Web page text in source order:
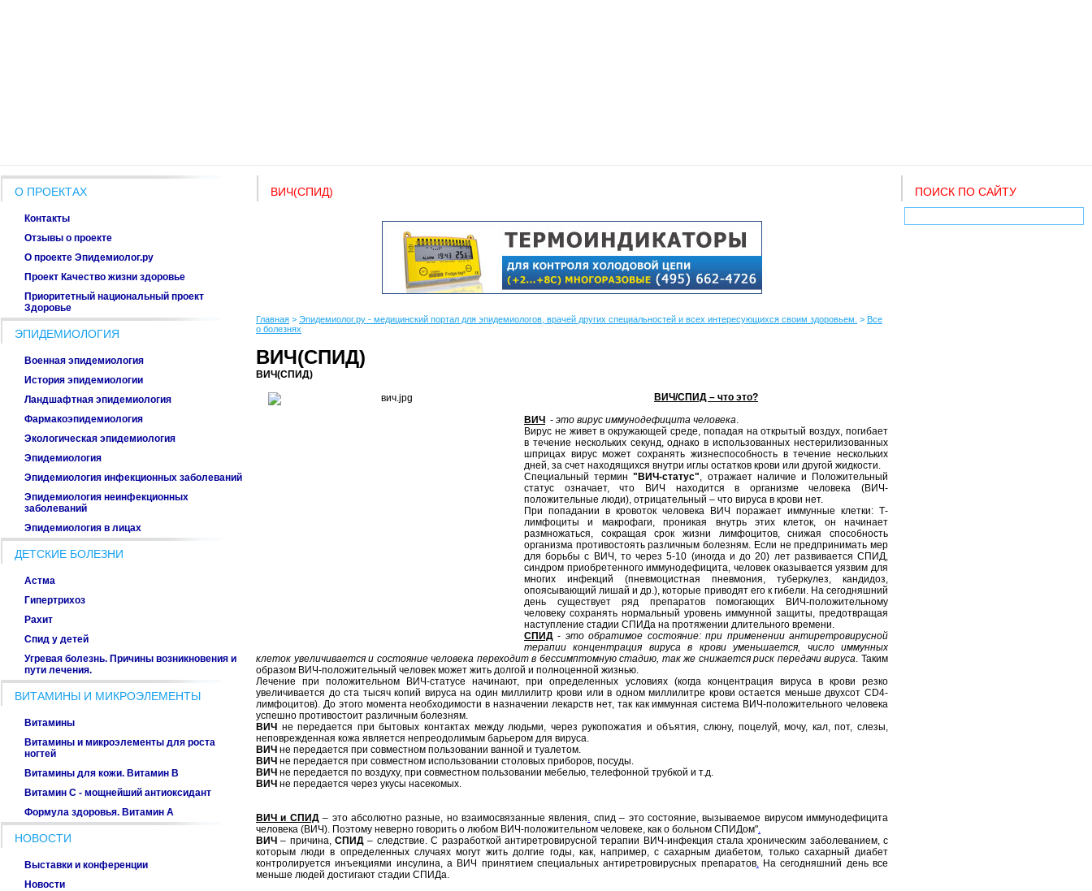
О ПРОЕКТАХ
Контакты
Отзывы о проекте
О проекте Эпидемиолог.ру
Проект Качество жизни здоровье
Приоритетный национальный проект
Здоровье
ЭПИДЕМИОЛОГИЯ
Военная эпидемиология
История эпидемиологии
Ландшафтная эпидемиология
Фармакоэпидемиология
Экологическая эпидемиология
Эпидемиология
Эпидемиология инфекционных заболеваний
Эпидемиология неинфекционных
заболеваний
Эпидемиология в лицах
ДЕТСКИЕ БОЛЕЗНИ
Астма
Гипертрихоз
Рахит
Спид у детей
Угревая болезнь. Причины возникновения и
пути лечения.
ВИТАМИНЫ И МИКРОЭЛЕМЕНТЫ
Витамины
Витамины и микроэлементы для роста
ногтей
Витамины для кожи. Bитамин B
Витамин С - мощнейший антиоксидант
Формула здоровья. Витамин А
НОВОСТИ
Выставки и конференции
Новости
ВИЧ(СПИД)
Главная > Эпидемиолог.ру - медицинский портал для эпидемиологов, врачей других специальностей и всех интересующихся своим здоровьем. > Все
о болезнях
ВИЧ(СПИД)
ВИЧ(СПИД)
ВИЧ/СПИД – что это?
ВИЧ - это вирус иммунодефицита человека.
Вирус не живет в окружающей среде, попадая на открытый воздух, погибает
в течение нескольких секунд, однако в использованных нестерилизованных
шприцах вирус может сохранять жизнеспособность в течение нескольких
дней, за счет находящихся внутри иглы остатков крови или другой жидкости.
Специальный термин"ВИЧ-статус", отражает наличие и Положительный
статус означает, что ВИЧ находится в организме человека (ВИЧ-
положительные люди), отрицательный – что вируса в крови нет.
При попадании в кровоток человека ВИЧ поражает иммунные клетки: Т-
лимфоциты и макрофаги, проникая внутрь этих клеток, он начинает
размножаться, сокращая срок жизни лимфоцитов, снижая способность
организма противостоять различным болезням. Если не предпринимать мер
для борьбы с ВИЧ, то через 5-10 (иногда и до 20) лет развивается СПИД,
синдром приобретенного иммунодефицита, человек оказывается уязвим для
многих инфекций (пневмоцистная пневмония, туберкулез, кандидоз,
опоясывающий лишай и др.), которые приводят его к гибели. На сегодняшний
день существует ряд препаратов помогающих ВИЧ-положительному
человеку сохранять нормальный уровень иммунной защиты, предотвращая
наступление стадии СПИДа на протяжении длительного времени.
СПИД - это обратимое состояние: при применении антиретровирусной
терапии концентрация вируса в крови уменьшается, число иммунных
клеток увеличивается и состояние человека переходит в бессимптомную стадию, так же снижается риск передачи вируса. Таким
образом ВИЧ-положительный человек может жить долгой и полноценной жизнью.
Лечение при положительном ВИЧ-статусе начинают, при определенных условиях (когда концентрация вируса в крови резко
увеличивается до ста тысяч копий вируса на один миллилитр крови или в одном миллилитре крови остается меньше двухсот CD4-
лимфоцитов). До этого момента необходимости в назначении лекарств нет, так как иммунная система ВИЧ-положительного человека
успешно противостоит различным болезням.
ВИЧ не передается при бытовых контактах между людьми, через рукопожатия и объятия, слюну, поцелуй, мочу, кал, пот, слезы,
неповрежденная кожа является непреодолимым барьером для вируса.
ВИЧ не передается при совместном пользовании ванной и туалетом.
ВИЧ не передается при совместном использовании столовых приборов, посуды.
ВИЧ не передается по воздуху, при совместном пользовании мебелью, телефонной трубкой и т.д.
ВИЧ не передается через укусы насекомых.
ВИЧ и СПИД– это абсолютно разные, но взаимосвязанные явления. спид – это состояние, вызываемое вирусом иммунодефицита
человека (ВИЧ). Поэтому неверно говорить о любом ВИЧ-положительном человеке, как о больном СПИДом".
ВИЧ – причина,СПИД – следствие. С разработкой антиретровирусной терапии ВИЧ-инфекция стала хроническим заболеванием, с
которым люди в определенных случаях могут жить долгие годы, как, например, с сахарным диабетом, только сахарный диабет
контролируется инъекциями инсулина, а ВИЧ принятием специальных антиретровирусных препаратов.На сегодняшний день все
меньше людей достигают стадии СПИДа.
ПОИСК ПО САЙТУ